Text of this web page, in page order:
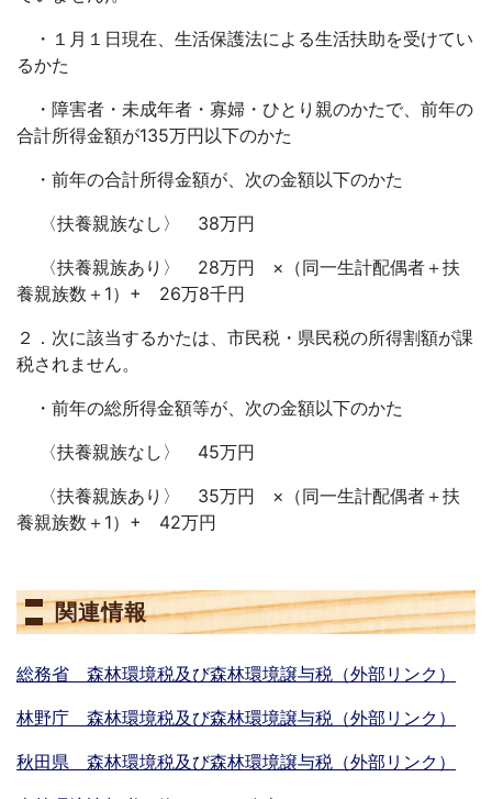
・１月１日現在、生活保護法による生活扶助を受けてい
るかた
・障害者・未成年者・寡婦・ひとり親のかたで、前年の
合計所得金額が135万円以下のかた
・前年の合計所得金額が、次の金額以下のかた
〈扶養親族なし〉 38万円
〈扶養親族あり〉 28万円 ×（同一生計配偶者＋扶
養親族数＋1）+ 26万8千円
２．次に該当するかたは、市民税・県民税の所得割額が課
税されません。
・前年の総所得金額等が、次の金額以下のかた
〈扶養親族なし〉 45万円
〈扶養親族あり〉 35万円 ×（同一生計配偶者＋扶
養親族数＋1）+ 42万円
関連情報
総務省 森林環境税及び森林環境譲与税（外部リンク）
林野庁 森林環境税及び森林環境譲与税（外部リンク）
秋田県 森林環境税及び森林環境譲与税（外部リンク）